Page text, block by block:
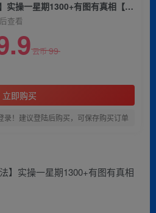
快手极速拉新【全新玩法】实操一星期1300+有图有真相【揭秘】
查看
云币99
立即购买
录！建议登陆后购买，可保存购买订单